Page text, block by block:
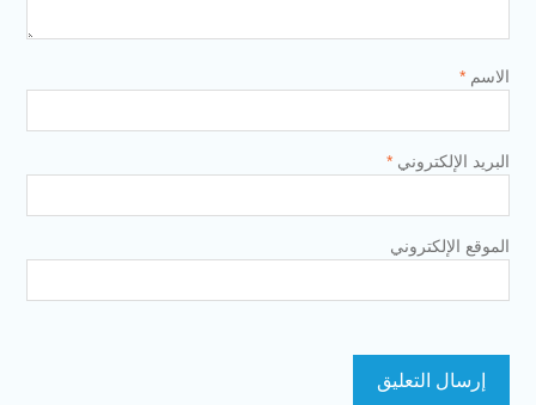
الاسم *
البريد الإلكتروني *
الموقع الإلكتروني